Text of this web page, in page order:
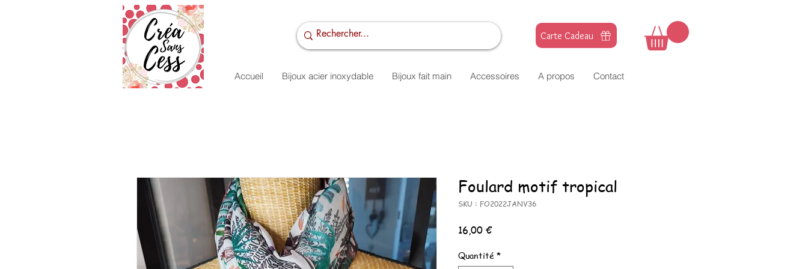
Carte Cadeau
Accueil Bijoux acier inoxydable Bijoux fait main Accessoires A propos Contact
Foulard motif tropical
SKU : FO2022JANV36
16,00 €Prix
Quantité *